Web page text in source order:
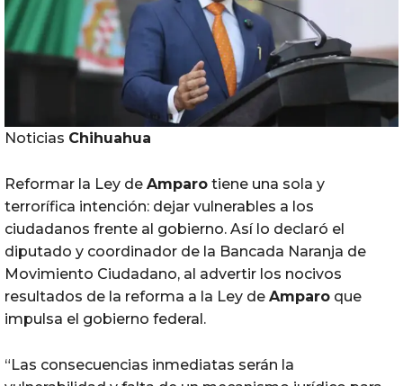
Noticias Chihuahua
Reformar la Ley de Amparo tiene una sola y
terrorífica intención: dejar vulnerables a los
ciudadanos frente al gobierno. Así lo declaró el
diputado y coordinador de la Bancada Naranja de
Movimiento Ciudadano, al advertir los nocivos
resultados de la reforma a la Ley de Amparo que
impulsa el gobierno federal.
“Las consecuencias inmediatas serán la